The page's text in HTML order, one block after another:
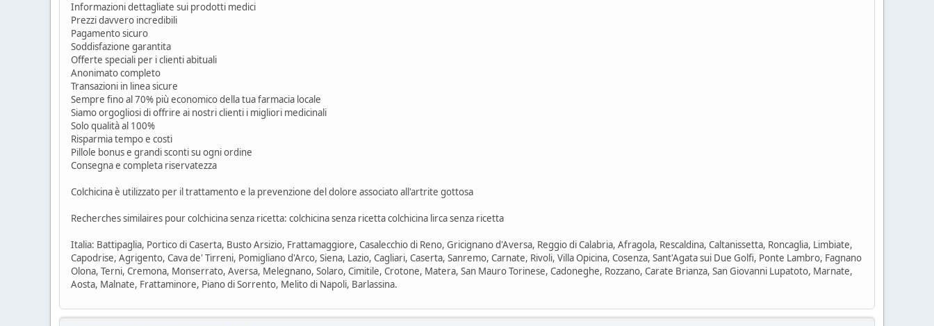
Informazioni dettagliate sui prodotti medici
Prezzi davvero incredibili
Pagamento sicuro
Soddisfazione garantita
Offerte speciali per i clienti abituali
Anonimato completo
Transazioni in linea sicure
Sempre fino al 70% più economico della tua farmacia locale
Siamo orgogliosi di offrire ai nostri clienti i migliori medicinali
Solo qualità al 100%
Risparmia tempo e costi
Pillole bonus e grandi sconti su ogni ordine
Consegna e completa riservatezza
Colchicina è utilizzato per il trattamento e la prevenzione del dolore associato all'artrite gottosa
Recherches similaires pour colchicina senza ricetta: colchicina senza ricetta colchicina lirca senza ricetta
Italia: Battipaglia, Portico di Caserta, Busto Arsizio, Frattamaggiore, Casalecchio di Reno, Gricignano d'Aversa, Reggio di Calabria, Afragola, Rescaldina, Caltanissetta, Roncaglia, Limbiate,
Capodrise, Agrigento, Cava de' Tirreni, Pomigliano d'Arco, Siena, Lazio, Cagliari, Caserta, Sanremo, Carnate, Rivoli, Villa Opicina, Cosenza, Sant'Agata sui Due Golfi, Ponte Lambro, Fagnano
Olona, Terni, Cremona, Monserrato, Aversa, Melegnano, Solaro, Cimitile, Crotone, Matera, San Mauro Torinese, Cadoneghe, Rozzano, Carate Brianza, San Giovanni Lupatoto, Marnate,
Aosta, Malnate, Frattaminore, Piano di Sorrento, Melito di Napoli, Barlassina.